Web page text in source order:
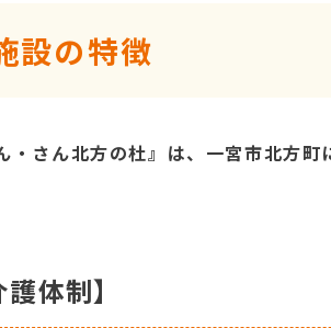
設の特徴
・さん北方の杜』は、一宮市北方町
護体制】